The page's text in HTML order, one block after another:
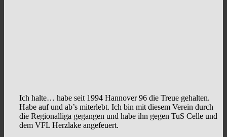
Ich halte… habe seit 1994 Hannover 96 die Treue gehalten.
Habe auf und ab’s miterlebt. Ich bin mit diesem Verein durch
die Regionalliga gegangen und habe ihn gegen TuS Celle und
dem VFL Herzlake angefeuert.